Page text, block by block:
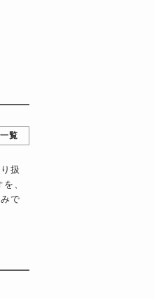
覧
扱
、
で